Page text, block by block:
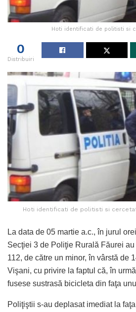
Hoti identificati de politisti si
0
Distribuiri
Hoti identificati de politisti si
La data de 05 martie a.c., în jurul
Secţiei 3 de Poliţie Rurală Făurei au
112, de către un minor, în vârstă de
Vişani, cu privire la faptul că, în
fusese sustrasă bicicleta din faţa
Poliţiştii s-au deplasat imediat la